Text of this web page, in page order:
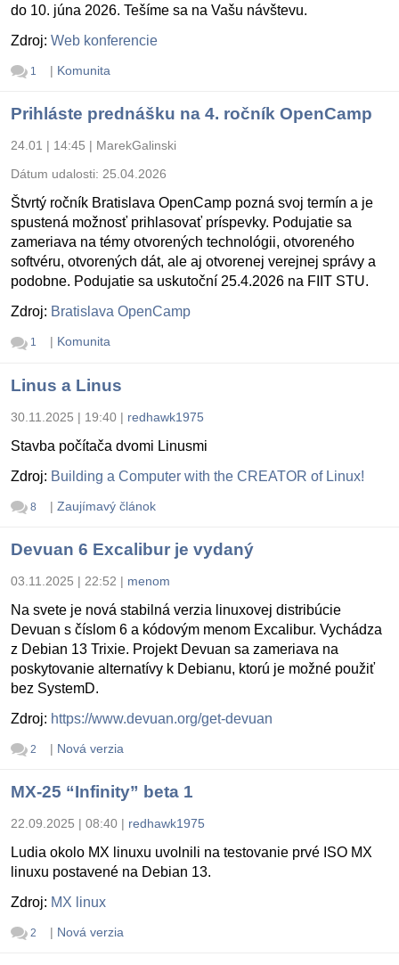
do 10. júna 2026. Tešíme sa na Vašu návštevu.
Zdroj: Web konferencie
1 | Komunita
Prihláste prednášku na 4. ročník OpenCamp
24.01 | 14:45 | MarekGalinski
Dátum udalosti: 25.04.2026
Štvrtý ročník Bratislava OpenCamp pozná svoj termín a je
spustená možnosť prihlasovať príspevky. Podujatie sa
zameriava na témy otvorených technológii, otvoreného
softvéru, otvorených dát, ale aj otvorenej verejnej správy a
podobne. Podujatie sa uskutoční 25.4.2026 na FIIT STU.
Zdroj: Bratislava OpenCamp
1 | Komunita
Linus a Linus
30.11.2025 | 19:40 | redhawk1975
Stavba počítača dvomi Linusmi
Zdroj: Building a Computer with the CREATOR of Linux!
8 | Zaujímavý článok
Devuan 6 Excalibur je vydaný
03.11.2025 | 22:52 | menom
Na svete je nová stabilná verzia linuxovej distribúcie
Devuan s číslom 6 a kódovým menom Excalibur. Vychádza
z Debian 13 Trixie. Projekt Devuan sa zameriava na
poskytovanie alternatívy k Debianu, ktorú je možné použiť
bez SystemD.
Zdroj: https://www.devuan.org/get-devuan
2 | Nová verzia
MX-25 “Infinity” beta 1
22.09.2025 | 08:40 | redhawk1975
Ludia okolo MX linuxu uvolnili na testovanie prvé ISO MX
linuxu postavené na Debian 13.
Zdroj: MX linux
2 | Nová verzia